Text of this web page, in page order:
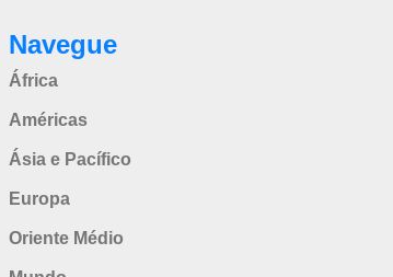
Navegue
África
Américas
Ásia e Pacífico
Europa
Oriente Médio